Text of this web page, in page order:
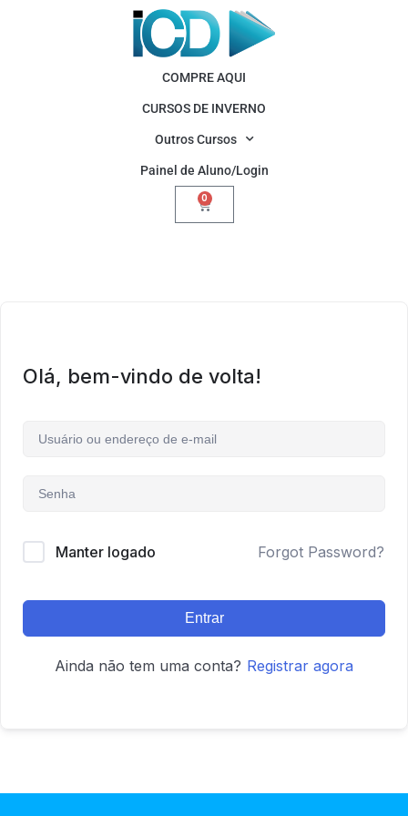
COMPRE AQUI
CURSOS DE INVERNO
Outros Cursos
Painel de Aluno/Login
0
Olá, bem-vindo de volta!
Manter logado Forgot Password?
Entrar
Ainda não tem uma conta? Registrar agora